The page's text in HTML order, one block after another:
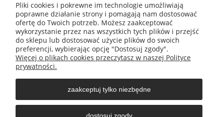
Pomoc
Moje konto
Informacje
Pliki cookies i pokrewne im technologie umożliwiają
poprawne działanie strony i pomagają nam dostosować
ofertę do Twoich potrzeb. Możesz zaakceptować
wykorzystanie przez nas wszystkich tych plików i przejść
do sklepu lub dostosować użycie plików do swoich
preferencji, wybierając opcję "Dostosuj zgody".
Więcej o plikach cookies przeczytasz w naszej Polityce
prywatności.
zaakceptuj tylko niezbędne